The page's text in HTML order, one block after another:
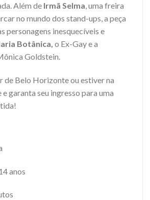
Além de Irmã Selma, uma freira
no mundo dos stand-ups, a peça
personagens inesquecíveis e
Botânica, o Ex-Gay e a
Goldstein.
de Belo Horizonte ou estiver na
garanta seu ingresso para uma
anos